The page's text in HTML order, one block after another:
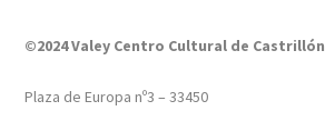
©2024 Valey Centro Cultural de Castrillón
Plaza de Europa nº3 – 33450